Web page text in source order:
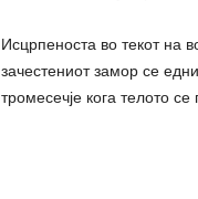
Исцрпеноста во текот на
зачестениот замор се
тромесечје кога телото